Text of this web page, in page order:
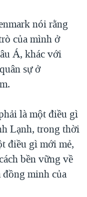
nói rằng
của mình ở
Á, khác với
sự ở
là một điều gì
Lạnh, trong thời
điều gì mới mẻ,
bền vững về
minh của